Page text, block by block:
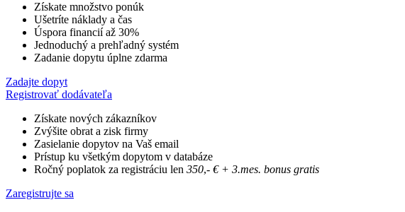
Získate množstvo ponúk
Ušetríte náklady a čas
Úspora financií až 30%
Jednoduchý a prehľadný systém
Zadanie dopytu úplne zdarma
Zadajte dopyt
Registrovať dodávateľa
Získate nových zákazníkov
Zvýšite obrat a zisk firmy
Zasielanie dopytov na Vaš email
Prístup ku všetkým dopytom v databáze
Ročný poplatok za registráciu len 350,- € + 3.mes. bonus gratis
Zaregistrujte sa